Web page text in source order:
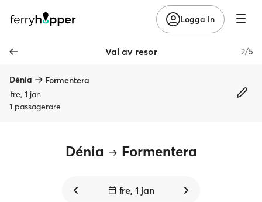
Logga in
Val av resor 2/5
Dénia
Formentera
fre, 1 jan
1 passagerare
Dénia Formentera
fre, 1 jan